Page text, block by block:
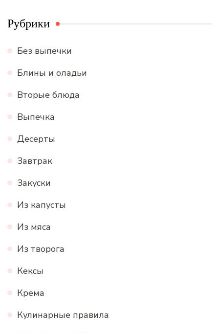
Рубрики
Без выпечки
Блины и оладьи
Вторые блюда
Выпечка
Десерты
Завтрак
Закуски
Из капусты
Из мяса
Из творога
Кексы
Крема
Кулинарные правила